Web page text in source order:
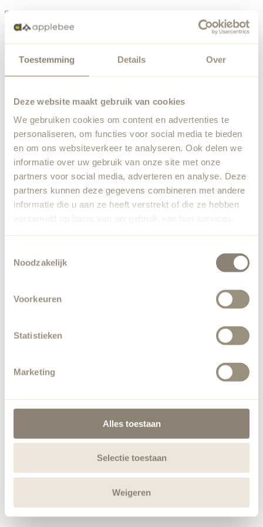
Toestemming Details Over
Deze website maakt gebruik van cookies
We gebruiken cookies om content en advertenties te
personaliseren, om functies voor social media te bieden
en om ons websiteverkeer te analyseren. Ook delen we
informatie over uw gebruik van onze site met onze
partners voor social media, adverteren en analyse. Deze
partners kunnen deze gegevens combineren met andere
informatie die u aan ze heeft verstrekt of die ze hebben
verzameld op basis van uw gebruik van hun services.
Noodzakelijk
Voorkeuren
Statistieken
Marketing
Alles toestaan
Selectie toestaan
Weigeren
Something went wrong
been notified.
Back to home